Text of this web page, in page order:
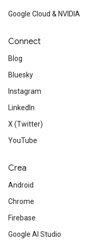
Google Cloud & NVIDIA
Connect
Blog
Bluesky
Instagram
LinkedIn
X (Twitter)
YouTube
Crea
Android
Chrome
Firebase
Google AI Studio